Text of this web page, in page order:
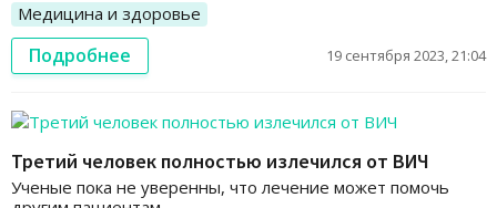
Медицина и здоровье
Подробнее 19 сентября 2023, 21:04
Третий человек полностью излечился от ВИЧ
Ученые пока не уверенны, что лечение может помочь